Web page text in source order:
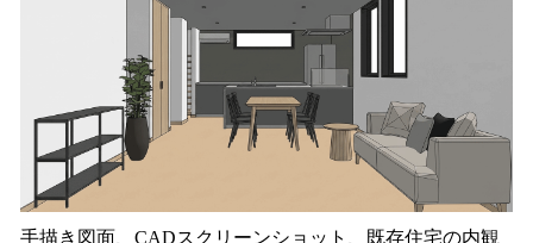
手描き図面、CADスクリーンショット、既存住宅の内観